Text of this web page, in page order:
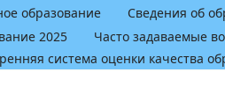
образование
Сведения об
2025
Часто задаваемые
система оценки качества